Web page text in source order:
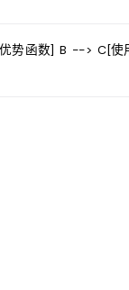
势函数] B --> C[